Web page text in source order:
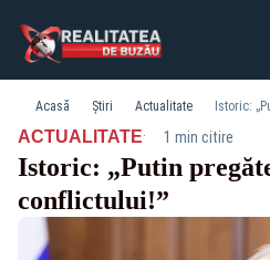
Acasă Știri Actualitate
ACTUALITATE· 1 min citire
Istoric: „Putin
conflictului!”